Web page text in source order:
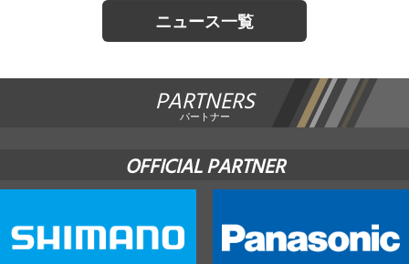
ニュース一覧
PARTNERS
パートナー
OFFICIAL PARTNER